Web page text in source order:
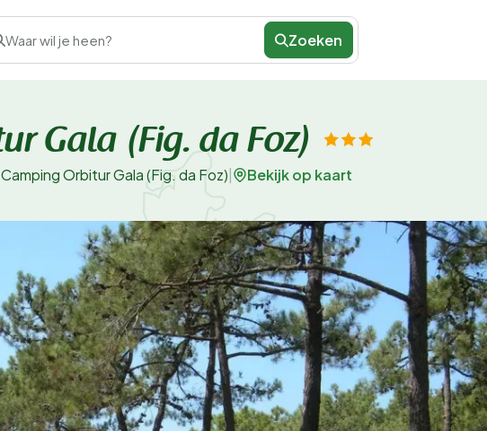
Waar wil je heen? Zoeken
Gala (Fig. da Foz)
Camping Orbitur Gala (Fig. da Foz) Bekijk op kaart